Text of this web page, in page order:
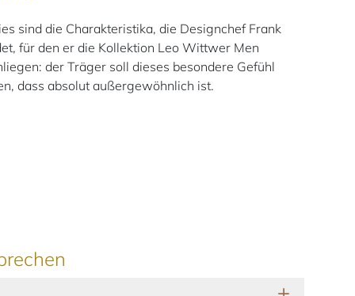
sind die Charakteristika, die Designchef Frank
für den er die Kollektion Leo Wittwer Men
der Träger soll dieses besondere Gefühl
dass absolut außergewöhnlich ist.